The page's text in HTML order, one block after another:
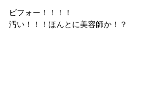
ビフォー！！！！
汚い！！！ほんとに美容師か！？